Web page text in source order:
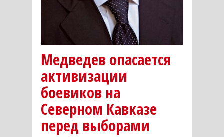
Медведев опасается
активизации
боевиков на
Северном Кавказе
перед выборами